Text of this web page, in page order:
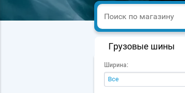
Грузовые шины
Ширина:
Все